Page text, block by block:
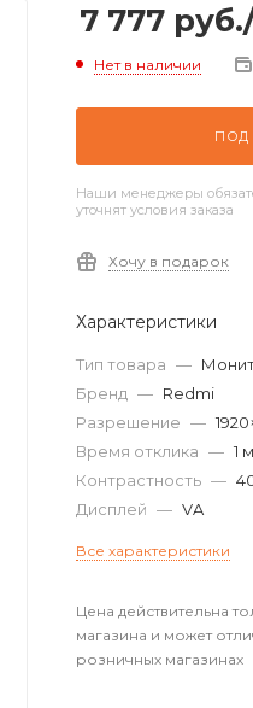
7 777 руб.
Нет в наличии
ПОД
Наши менеджеры
уточнят условия заказа
Хочу в подарок
Характеристики
Тип товара —
Бренд — Redmi
Разрешение —
Время отклика — 1
Контрастность —
Дисплей — VA
Все характеристики
Цена действительна
магазина и может
розничных магазинах